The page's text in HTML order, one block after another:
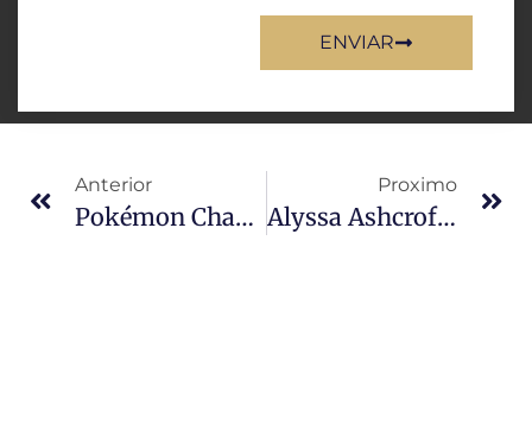
ENVIAR
Anterior
Pokémon Champions Chega Ao Switch 2 Com Versões Pagas Nos Consoles
Proximo
Alyssa Ashcroft Em Resident Evil 9: A Conexão Que Poucos Fãs Perceberam